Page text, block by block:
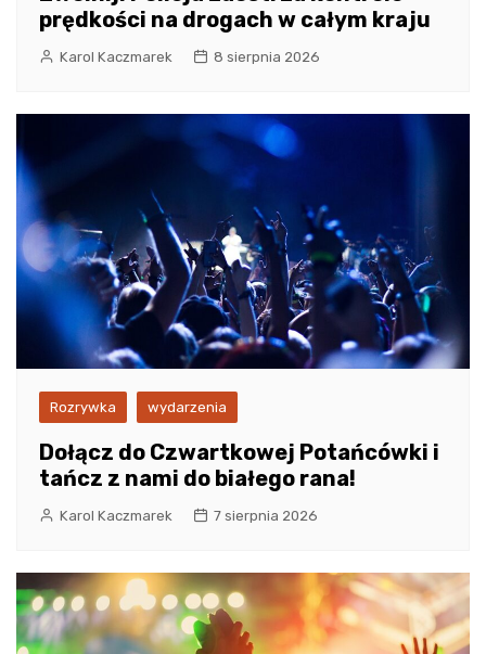
prędkości na drogach w całym kraju
Karol Kaczmarek 8 sierpnia 2026
Rozrywka wydarzenia
Dołącz do Czwartkowej Potańcówki i
tańcz z nami do białego rana!
Karol Kaczmarek 7 sierpnia 2026